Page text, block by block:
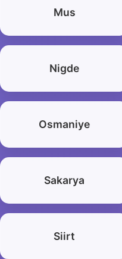
Mus
Nigde
Osmaniye
Sakarya
Siirt